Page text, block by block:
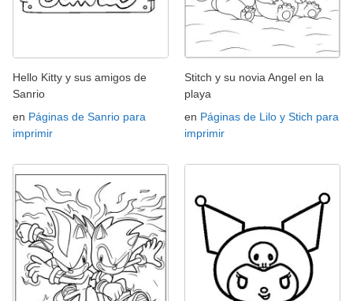
Hello Kitty y sus amigos de
Sanrio
en Páginas de Sanrio para
imprimir
Stitch y su novia Angel en la
playa
en Páginas de Lilo y Stich para
imprimir